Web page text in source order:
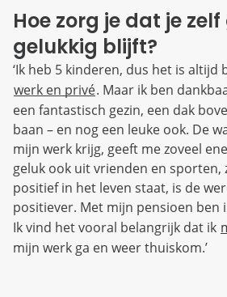
Hoe zorg je dat je
gelukkig blijft?
‘Ik heb 5 kinderen, dus het is altijd
werk en privé. Maar ik ben
een fantastisch gezin, een dak
baan – en nog een leuke ook. De
mijn werk krijg, geeft me zoveel
geluk ook uit vrienden en sporten,
positief in het leven staat, is de
positiever. Met mijn pensioen ben
Ik vind het vooral belangrijk dat ik
mijn werk ga en weer thuiskom.’